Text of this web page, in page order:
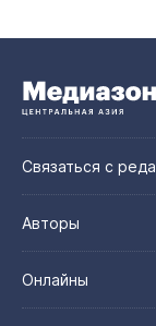
Связаться с
Авторы
Онлайны